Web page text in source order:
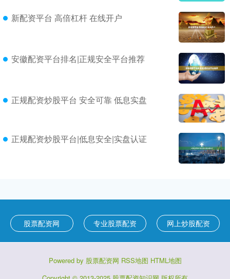
新配资平台 高倍杠杆 在线开户
安徽配资平台排名|正规安全平台推荐
正规配资炒股平台 安全可靠 低息实盘
正规配资炒股平台|低息安全|实盘认证
股票配资网 专业股票配资 网上炒股配资
Powered by 股票配资网 RSS地图 HTML地图